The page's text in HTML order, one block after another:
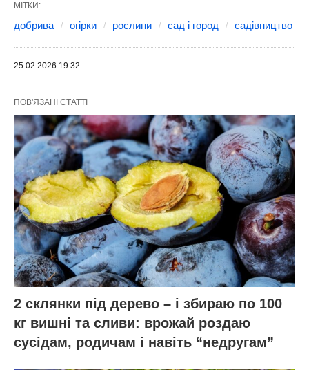
МІТКИ:
добрива огірки рослини сад і город садівництво
25.02.2026 19:32
ПОВ'ЯЗАНІ СТАТТІ
2 склянки під дерево – і збираю по 100
кг вишні та сливи: врожай роздаю
сусідам, родичам і навіть “недругам”